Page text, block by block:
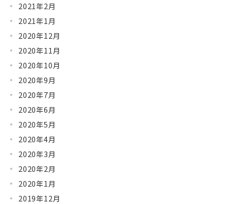
2021年2月
2021年1月
2020年12月
2020年11月
2020年10月
2020年9月
2020年7月
2020年6月
2020年5月
2020年4月
2020年3月
2020年2月
2020年1月
2019年12月